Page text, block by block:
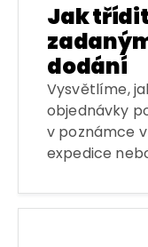
Jak
dodání
Vysvětlíme,
objednávky
v poznámce
expedice